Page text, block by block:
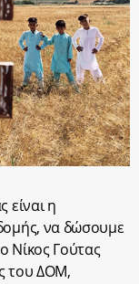
είναι η
να δώσουμε
Νίκος Γούτας
του ΔΟΜ,